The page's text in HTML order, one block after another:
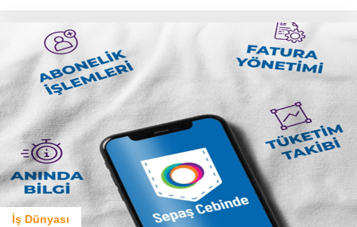
İş Dünyası